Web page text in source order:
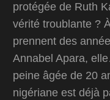
protégée de Ruth
vérité troublante ?
prennent des
Annabel Apara,
peine âgée de 20
nigériane est déjà